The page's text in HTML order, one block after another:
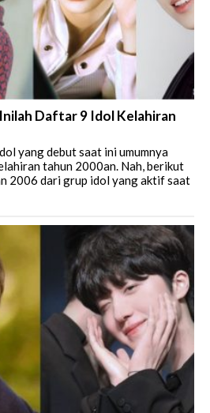
Daftar 9 Idol Kelahiran
yang debut saat ini umumnya
tahun 2000an. Nah, berikut
2006 dari grup idol yang aktif saat